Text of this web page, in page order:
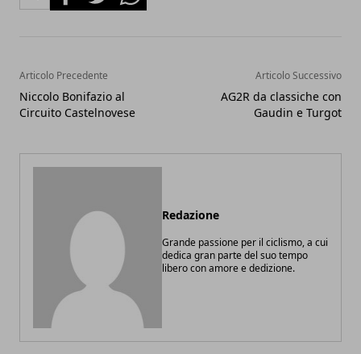
Articolo Precedente
Niccolo Bonifazio al
Circuito Castelnovese
Articolo Successivo
AG2R da classiche con
Gaudin e Turgot
Redazione
Grande passione per il ciclismo, a cui
dedica gran parte del suo tempo
libero con amore e dedizione.